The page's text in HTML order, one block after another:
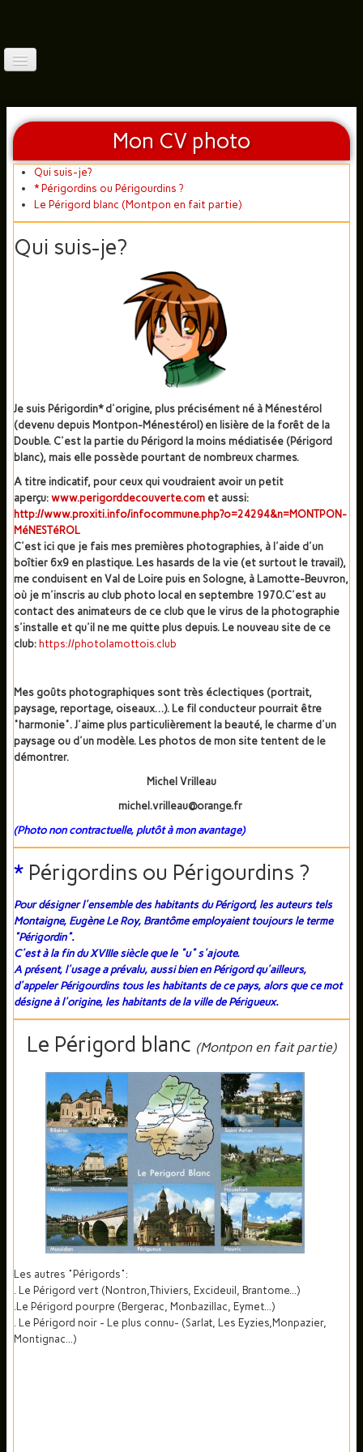
Qui Suis-Je?
Balades France (1)
Balades France(2)▼
Balades À L'étranger(3)▼
Pédagogie▼
Diaporamas Divers
Voyages (Diaporamas)
Faune (Diaporamas)
Mon CV photo
Qui suis-je?
* Périgordins ou Périgourdins ?
Le Périgord blanc (Montpon en fait partie)
Qui suis-je?
Je suis Périgordin* d'origine, plus précisément né à Ménestérol
(devenu depuis Montpon-Ménestérol) en lisière de la forêt de la
Double. C'est la partie du Périgord la moins médiatisée (Périgord
blanc), mais elle possède pourtant de nombreux charmes.
A titre indicatif, pour ceux qui voudraient avoir un petit
aperçu: www.perigorddecouverte.com et aussi:
http://www.proxiti.info/infocommune.php?o=24294&n=MONTPON-
MéNESTéROL
C'est ici que je fais mes premières photographies, à l'aide d'un
boîtier 6x9 en plastique. Les hasards de la vie (et surtout le travail),
me conduisent en Val de Loire puis en Sologne, à Lamotte-Beuvron,
où je m'inscris au club photo local en septembre 1970.C'est au
contact des animateurs de ce club que le virus de la photographie
s'installe et qu'il ne me quitte plus depuis. Le nouveau site de ce
club: https://photolamottois.club
Mes goûts photographiques sont très éclectiques (portrait,
paysage, reportage, oiseaux…). Le fil conducteur pourrait être
"harmonie". J'aime plus particulièrement la beauté, le charme d'un
paysage ou d'un modèle. Les photos de mon site tentent de le
démontrer.
Michel Vrilleau
michel.vrilleau@orange.fr
(Photo non contractuelle, plutôt à mon avantage)
* Périgordins ou Périgourdins ?
Pour désigner l'ensemble des habitants du Périgord, les auteurs tels
Montaigne, Eugène Le Roy, Brantôme employaient toujours le terme
"Périgordin".
C'est à la fin du XVIIIe siècle que le "u" s'ajoute.
A présent, l'usage a prévalu, aussi bien en Périgord qu'ailleurs,
d'appeler Périgourdins tous les habitants de ce pays, alors que ce mot
désigne à l'origine, les habitants de la ville de Périgueux.
Le Périgord blanc (Montpon en fait partie)
Les autres "Périgords":
. Le Périgord vert (Nontron,Thiviers, Excideuil, Brantome...)
.Le Périgord pourpre (Bergerac, Monbazillac, Eymet...)
. Le Périgord noir - Le plus connu- (Sarlat, Les Eyzies,Monpazier,
Montignac...)